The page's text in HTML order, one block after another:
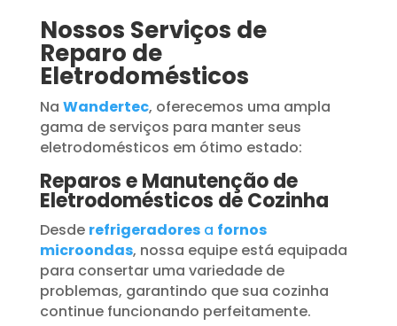
Nossos Serviços de
Reparo de
Eletrodomésticos
Na Wandertec, oferecemos uma ampla
gama de serviços para manter seus
eletrodomésticos em ótimo estado:
Reparos e Manutenção de
Eletrodomésticos de Cozinha
Desde refrigeradoresa fornos
microondas, nossa equipe está equipada
para consertar uma variedade de
problemas, garantindo que sua cozinha
continue funcionando perfeitamente.